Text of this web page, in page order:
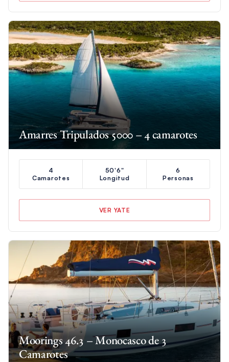
Amarres Tripulados 5000 – 4 camarotes
4
Camarotes
50'6"
Longitud
6
Personas
VER YATE
Moorings 46.3 – Monocasco de 3
Camarotes